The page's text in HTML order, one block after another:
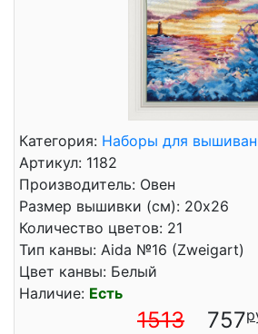
Категория: Наборы для
Артикул: 1182
Производитель: Овен
Размер вышивки (см): 20x26
Количество цветов: 21
Тип канвы: Aida №16 (Zweigart)
Цвет канвы: Белый
Наличие: Есть
1513 757